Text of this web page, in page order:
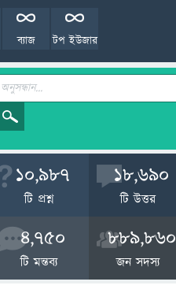
টপ ইউজার
ব্যাজ
10,987
টি প্রশ্ন
18,690
টি উত্তর
4,750
টি মন্তব্য
889,860
জন সদস্য